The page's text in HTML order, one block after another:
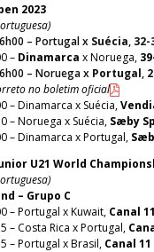
2023
– Portugal x Suécia, 32-
– Dinamarca x Noruega,
– Noruega x Portugal,
no boletim oficial
– Dinamarca x Suécia,
– Noruega x Suécia, Sæby
– Dinamarca x Portugal,
U21 World
– Grupo C
– Portugal x Kuwait, Canal 11
– Costa Rica x Portugal,
– Portugal x Brasil, Canal 11